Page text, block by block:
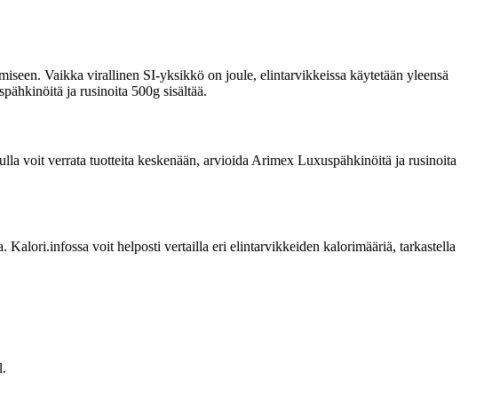
Vaikka virallinen SI-yksikkö on joule, elintarvikkeissa käytetään yleensä
ja rusinoita 500g sisältää.
voit verrata tuotteita keskenään, arvioida Arimex Luxuspähkinöitä ja rusinoita
Kalori.infossa voit helposti vertailla eri elintarvikkeiden kalorimääriä, tarkastella